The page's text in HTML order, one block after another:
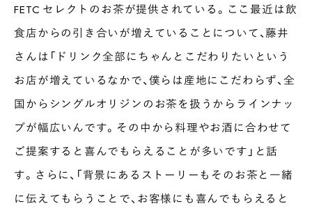
FETC セレクトのお茶が提供されている。ここ最近は飲
食店からの引き合いが増えていることについて、藤井
さんは「ドリンク全部にちゃんとこだわりたいという
お店が増えているなかで、僕らは産地にこだわらず、全
国からシングルオリジンのお茶を扱うからラインナッ
プが幅広いんです。その中から料理やお酒に合わせて
ご提案すると喜んでもらえることが多いです」と話
す。さらに、「背景にあるストーリーもそのお茶と一緒
に伝えてもらうことで、お客様にも喜んでもらえると